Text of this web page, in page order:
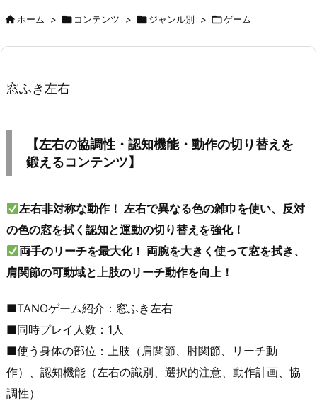
次へ
ホーム >  コンテンツ > ジャンル別 > ゲーム
窓ふき左右
【左右の協調性・認知機能・動作の切り替えを
鍛えるコンテンツ】
左右非対称な動作！ 左右で異なる色の雑巾を使い、 反対
の色の窓を拭く 認知と運動の切り替え を強化！
両手のリーチを最大化！ 両腕を大きく使って窓を拭き、
肩関節の可動域と上肢のリーチ動作を向上！
■TANOゲーム紹介：窓ふき左右
■同時プレイ人数：1人
■使う身体の部位：上肢（肩関節、肘関節、リーチ動
作）、認知機能（左右の識別、選択的注意、動作計画、協
調性）